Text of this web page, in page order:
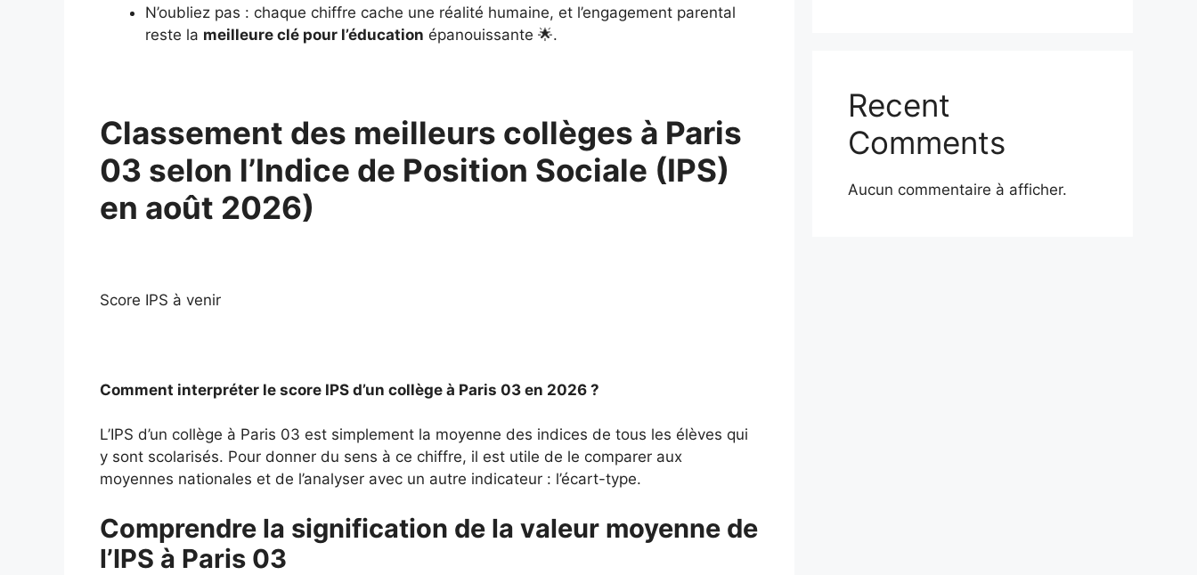
N’oubliez pas : chaque chiffre cache une réalité humaine, et l’engagement parental
reste la meilleure clé pour l’éducation épanouissante 🌟.
Classement des meilleurs collèges à Paris
03 selon l’Indice de Position Sociale (IPS)
en août 2026)
Score IPS à venir
Comment interpréter le score IPS d’un collège à Paris 03 en 2026 ?
L’IPS d’un collège à Paris 03 est simplement la moyenne des indices de tous les élèves qui
y sont scolarisés. Pour donner du sens à ce chiffre, il est utile de le comparer aux
moyennes nationales et de l’analyser avec un autre indicateur : l’écart-type.
Comprendre la signification de la valeur moyenne de
l’IPS à Paris 03
Recent
Comments
Aucun commentaire à afficher.